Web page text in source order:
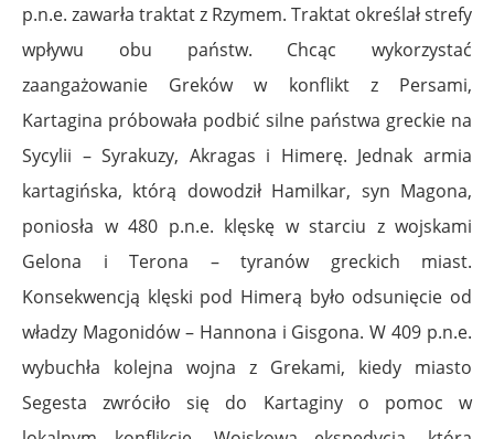
p.n.e. zawarła traktat z Rzymem. Traktat określał strefy
wpływu obu państw. Chcąc wykorzystać
zaangażowanie Greków w konflikt z Persami,
Kartagina próbowała podbić silne państwa greckie na
Sycylii – Syrakuzy, Akragas i Himerę. Jednak armia
kartagińska, którą dowodził Hamilkar, syn Magona,
poniosła w 480 p.n.e. klęskę w starciu z wojskami
Gelona i Terona – tyranów greckich miast.
Konsekwencją klęski pod Himerą było odsunięcie od
władzy Magonidów – Hannona i Gisgona. W 409 p.n.e.
wybuchła kolejna wojna z Grekami, kiedy miasto
Segesta zwróciło się do Kartaginy o pomoc w